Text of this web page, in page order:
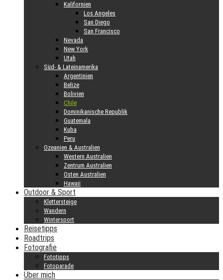
Kalifornien
Los Angeles
San Diego
San Francisco
Nevada
New York
Utah
Süd- & Lateinamerika
Argentinien
Belize
Bolivien
Chile
Dominikanische Republik
Guatemala
Kuba
Peru
Ozeanien & Australien
Western Australien
Zentrum Australien
Osten Australien
Hawaii
Outdoor & Sport
Klettersteige
Wandern
Wintersport
Reisetipps
Roadtrips
Fotografie
Fototipps
Fotoparade
Über mich